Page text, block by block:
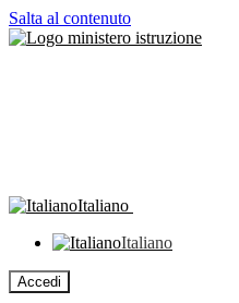
Salta al contenuto
Italiano
Italiano
Accedi